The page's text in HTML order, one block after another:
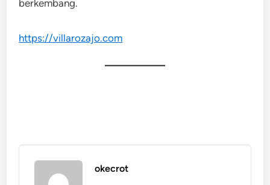
berkembang.
https://villarozajo.com
okecrot